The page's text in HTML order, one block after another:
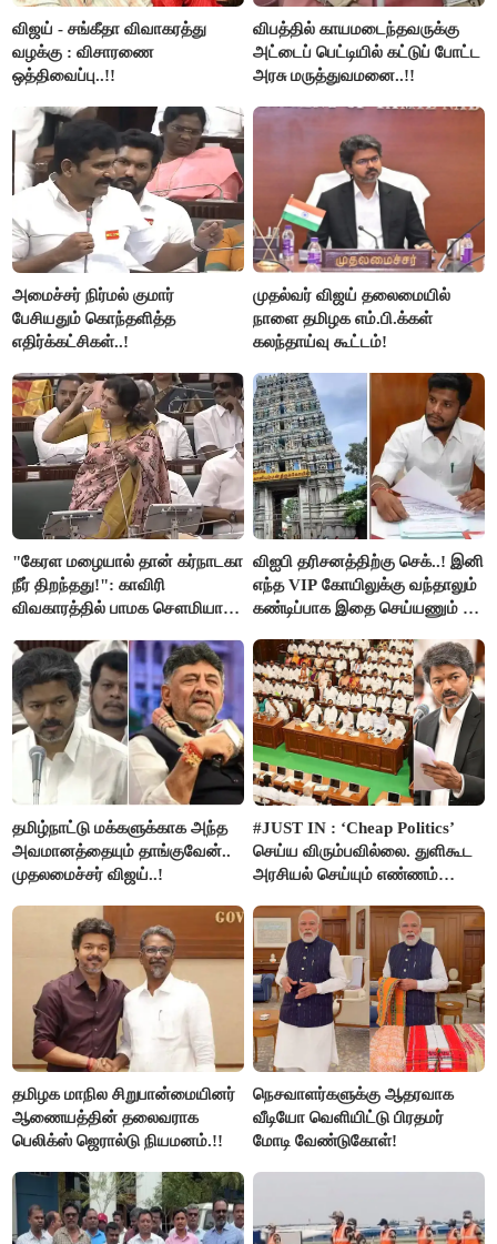
விஜய் - சங்கீதா விவாகரத்து
வழக்கு : விசாரணை
ஒத்திவைப்பு..!!
விபத்தில் காயமடைந்தவருக்கு
அட்டைப் பெட்டியில் கட்டுப் போட்ட
அரசு மருத்துவமனை..!!
அமைச்சர் நிர்மல் குமார்
பேசியதும் கொந்தளித்த
எதிர்க்கட்சிகள்..!
முதல்வர் விஜய் தலைமையில்
நாளை தமிழக எம்.பி.க்கள்
கலந்தாய்வு கூட்டம்!
"கேரள மழையால் தான் கர்நாடகா
நீர் திறந்தது!": காவிரி
விவகாரத்தில் பாமக சௌமியா
விஐபி தரிசனத்திற்கு செக்..! இனி
எந்த VIP கோயிலுக்கு வந்தாலும்
கண்டிப்பாக இதை செய்யணும் -
தமிழ்நாட்டு மக்களுக்காக அந்த
அவமானத்தையும் தாங்குவேன்..
முதலமைச்சர் விஜய்..!
#JUST IN : ‘Cheap Politics’
செய்ய விரும்பவில்லை. துளிகூட
அரசியல் செய்யும் எண்ணம்
விஜய் பதில்!
தமிழக மாநில சிறுபான்மையினர்
ஆணையத்தின் தலைவராக
பெலிக்ஸ் ஜெரால்டு நியமனம்.!!
நெசவாளர்களுக்கு ஆதரவாக
வீடியோ வெளியிட்டு பிரதமர்
மோடி வேண்டுகோள்!